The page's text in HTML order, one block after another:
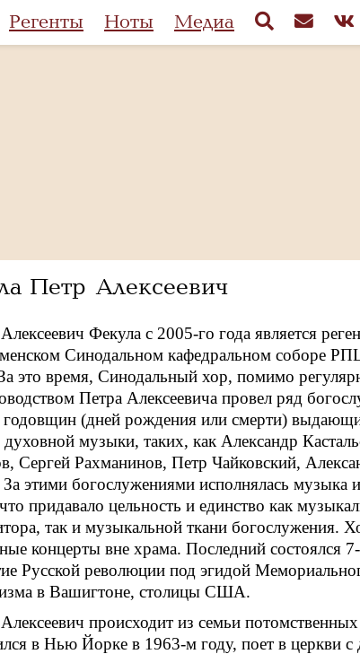
Регенты Ноты Медиа
Петр Алексеевич
Фекула с 2005-го года является
Синодальном кафедральном соборе
это время, Синодальный хор, помимо
Петра Алексеевича провел ряд
(дней рождения или смерти)
духовной музыки, таких, как Александр
Сергей Рахманинов, Петр Чайковский,
этими богослужениями исполнялась музыка
придавало цельность и единство как
так и музыкальной ткани богослужения.
концерты вне храма. Последний состоялся
Русской революции под эгидой
в Вашигтоне, столицы США.
происходит из семьи
в Нью Йорке в 1963-м году, поет в церкви с